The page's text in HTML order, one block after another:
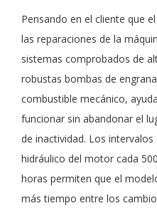
Pensando en el cliente que
las reparaciones de la
sistemas comprobados de
robustas bombas de
combustible mecánico,
funcionar sin abandonar el
de inactividad. Los
hidráulico del motor cada
horas permiten que el
más tiempo entre los